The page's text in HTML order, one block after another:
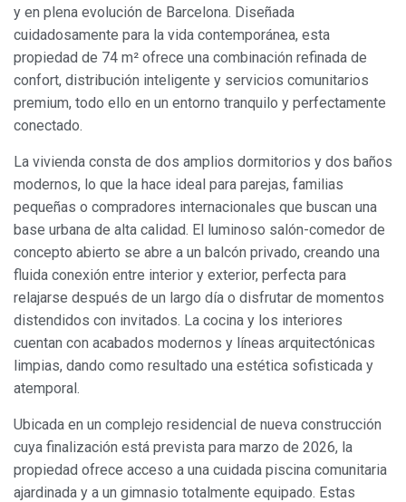
y en plena evolución de Barcelona. Diseñada
cuidadosamente para la vida contemporánea, esta
propiedad de 74 m² ofrece una combinación refinada de
confort, distribución inteligente y servicios comunitarios
premium, todo ello en un entorno tranquilo y perfectamente
conectado.
La vivienda consta de dos amplios dormitorios y dos baños
modernos, lo que la hace ideal para parejas, familias
pequeñas o compradores internacionales que buscan una
base urbana de alta calidad. El luminoso salón-comedor de
concepto abierto se abre a un balcón privado, creando una
fluida conexión entre interior y exterior, perfecta para
relajarse después de un largo día o disfrutar de momentos
distendidos con invitados. La cocina y los interiores
cuentan con acabados modernos y líneas arquitectónicas
limpias, dando como resultado una estética sofisticada y
atemporal.
Ubicada en un complejo residencial de nueva construcción
cuya finalización está prevista para marzo de 2026, la
propiedad ofrece acceso a una cuidada piscina comunitaria
ajardinada y a un gimnasio totalmente equipado. Estas